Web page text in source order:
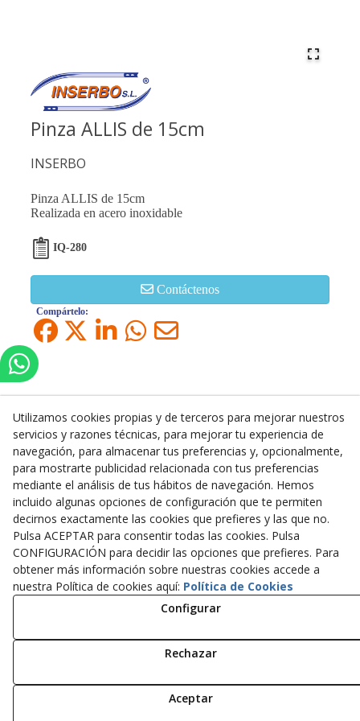
Pinza ALLIS de 15cm
INSERBO
Pinza ALLIS de 15cm
Realizada en acero inoxidable
IQ-280
Contáctenos
Compártelo:
Inserbo, S.L.
Pol. Industrial Torrefarrera C/. Ponent, 3
25123 Torrefarrera( Lleida)España
+34 973 75 03 13
+34 973 75 17 72
inserbo@inserbo.com
Aviso Legal
Política de Privacidad
© 08/2026 Inserbo, S.L. - Todos los derechos reservados.
Utilizamos cookies propias y de terceros para mejorar nuestros
servicios y razones técnicas, para mejorar tu experiencia de
navegación, para almacenar tus preferencias y, opcionalmente,
para mostrarte publicidad relacionada con tus preferencias
mediante el análisis de tus hábitos de navegación. Hemos
incluido algunas opciones de configuración que te permiten
decirnos exactamente las cookies que prefieres y las que no.
Pulsa ACEPTAR para consentir todas las cookies. Pulsa
CONFIGURACIÓN para decidir las opciones que prefieres. Para
obtener más información sobre nuestras cookies accede a
nuestra Política de cookies aquí: Política de Cookies
Configurar
Rechazar
Aceptar